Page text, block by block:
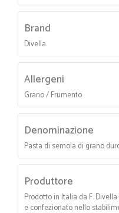
Brand
Divella
Allergeni
Grano / Frumento
Denominazione
Pasta di semola di grano
Produttore
Prodotto in Italia da F.
e confezionato nello